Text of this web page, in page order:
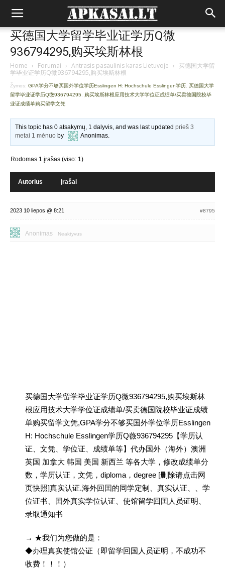
买德国大学留学毕业证学历Q微
936794295,购买埃斯林根
Home › Forumai › Antrasis pasaulinis karas Lietuvoje › 买德国大学留
学毕业证学历Q微936794295,购买埃斯林根
Žymos: GPA学分不够买国外学位学历Esslingen H: Hochschule Esslingen学历 买德国大学
留学毕业证学历Q微936794295
购买埃斯林根应用技术大学学位证成绩单/买卖德国院校毕
业证成绩单购买留学文凭
This topic has 0 atsakymų, 1 dalyvis, and was last updatedprieš 3
metai 1 mėnuo by Anonimas.
Rodomas 1 įrašas (viso: 1)
Autorius Įrašai
2023 10 liepos @ 8:21 #8795
Anonimas Neaktyvus
买德国大学留学毕业证学历Q微936794295,购买埃斯林
根应用技术大学学位证成绩单/买卖德国院校毕业证成绩
单购买留学文凭,GPA学分不够买国外学位学历Esslingen
H: Hochschule Esslingen学历Q薇936794295【学历认
证、文凭、学位证、成绩单等】代办国外（海外）澳洲
英国 加拿大 韩国 美国 新西兰 等各大学，修改成绩单分
数，学历认证，文凭，diploma，degree [删除请点击网
页快照]真实认证.海外回囯的同学定制、真实认证、、学
位证书、囯外真实学位认证、使馆留学回囯人员证明、
录取通知书
→ ★我们为您做的是：
◆办理真实使馆公证（即留学回国人员证明，不成功不
收费！！！）